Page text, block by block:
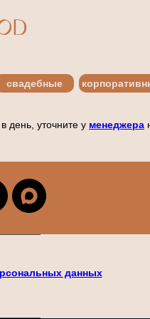
свадебные
день, уточните у менеджера
данных